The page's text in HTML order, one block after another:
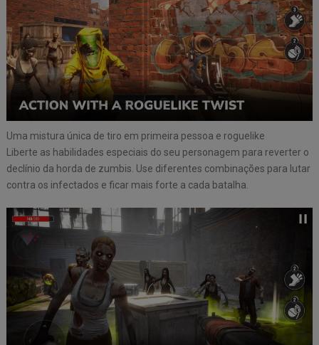
Uma mistura única de tiro em primeira pessoa e roguelike
Liberte as habilidades especiais do seu personagem para reverter o
declínio da horda de zumbis. Use diferentes combinações para lutar
contra os infectados e ficar mais forte a cada batalha.